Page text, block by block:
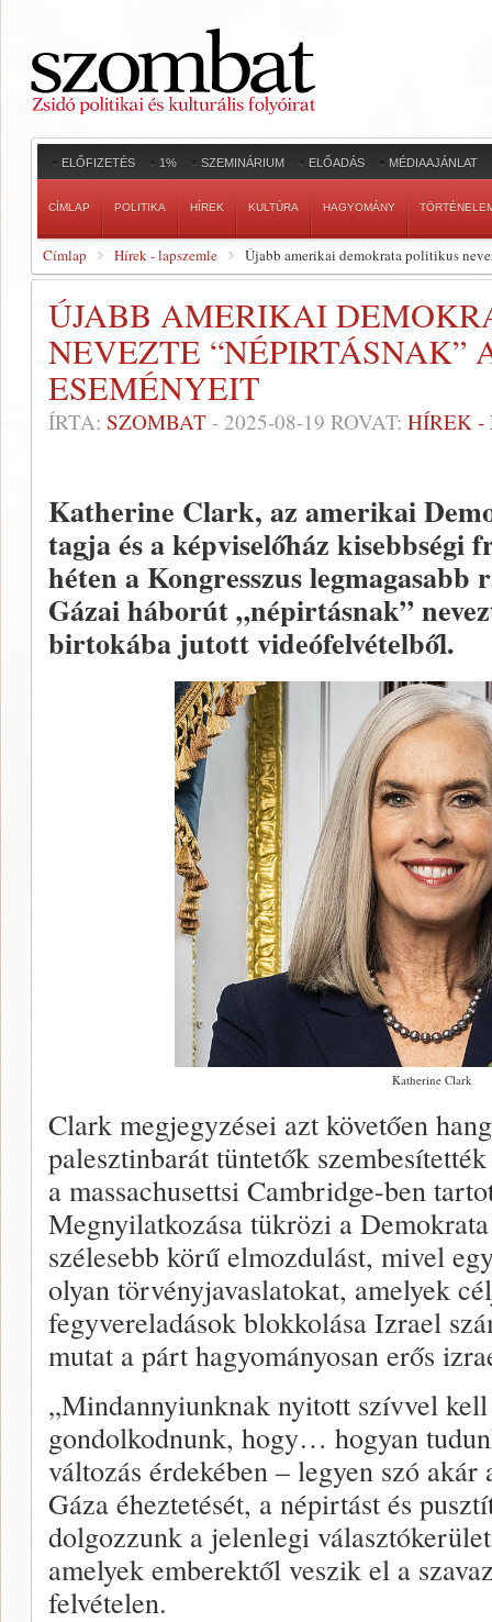
ELŐFIZETÉS 1% SZEMINÁRIUM ELŐADÁS MÉDIAAJÁNLAT
CÍMLAP POLITIKA HÍREK KULTÚRA HAGYOMÁNY
Címlap Hírek - lapszemle Újabb amerikai demokrata politikus
ÚJABB AMERIKAI
NEVEZTE “NÉPIRTÁSNAK”
ESEMÉNYEIT
ÍRTA: SZOMBAT - 2025-08-19 ROVAT: HÍREK -
Katherine Clark, az amerikai
tagja és a képviselőház
héten a Kongresszus
Gázai háborút „népirtásnak”
birtokába jutott videófelvételből.
Katherine Clark
Clark megjegyzései azt követően
palesztinbarát tüntetők
a massachusettsi Cambridge-ben
Megnyilatkozása tükrözi a
szélesebb körű elmozdulást, mivel
olyan törvényjavaslatokat, amelyek
fegyvereladások blokkolása Izrael
mutat a párt hagyományosan erős
„Mindannyiunknak nyitott szívvel
gondolkodnunk, hogy… hogyan
változás érdekében – legyen szó
Gáza éheztetését, a népirtást és
dolgozzunk a jelenlegi
amelyek emberektől veszik el a
felvételen.